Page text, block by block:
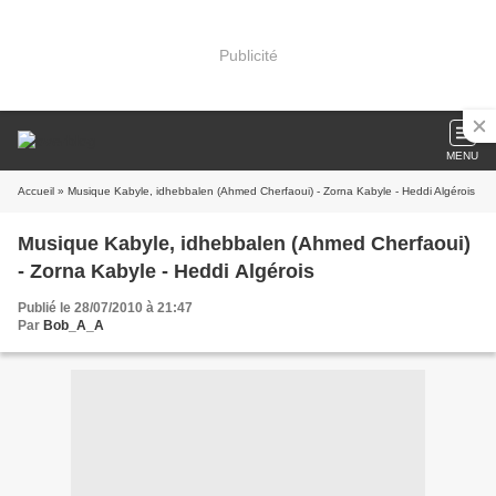
Publicité
MENU
Accueil » Musique Kabyle, idhebbalen (Ahmed Cherfaoui) - Zorna Kabyle - Heddi Algérois
Musique Kabyle, idhebbalen (Ahmed Cherfaoui)
- Zorna Kabyle - Heddi Algérois
Publié le 28/07/2010 à 21:47
Par Bob_A_A